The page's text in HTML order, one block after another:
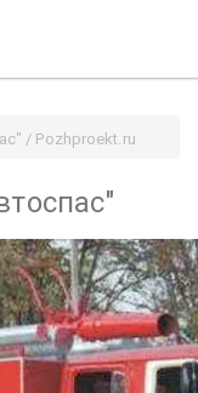
/ Pozhproekt.ru